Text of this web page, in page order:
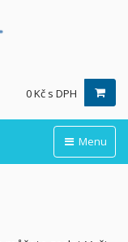
0 Kč s DPH
Menu